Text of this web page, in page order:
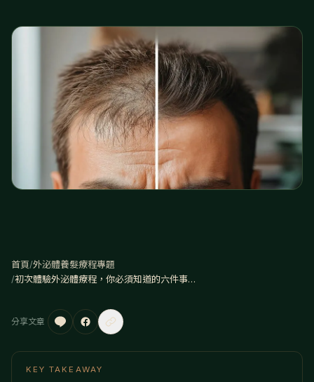
首頁/外泌體養髮療程專題
/
初次體驗外泌體療程，你必須知道的六件事｜2025新手完全攻略
分享文章
KEY TAKEAWAY